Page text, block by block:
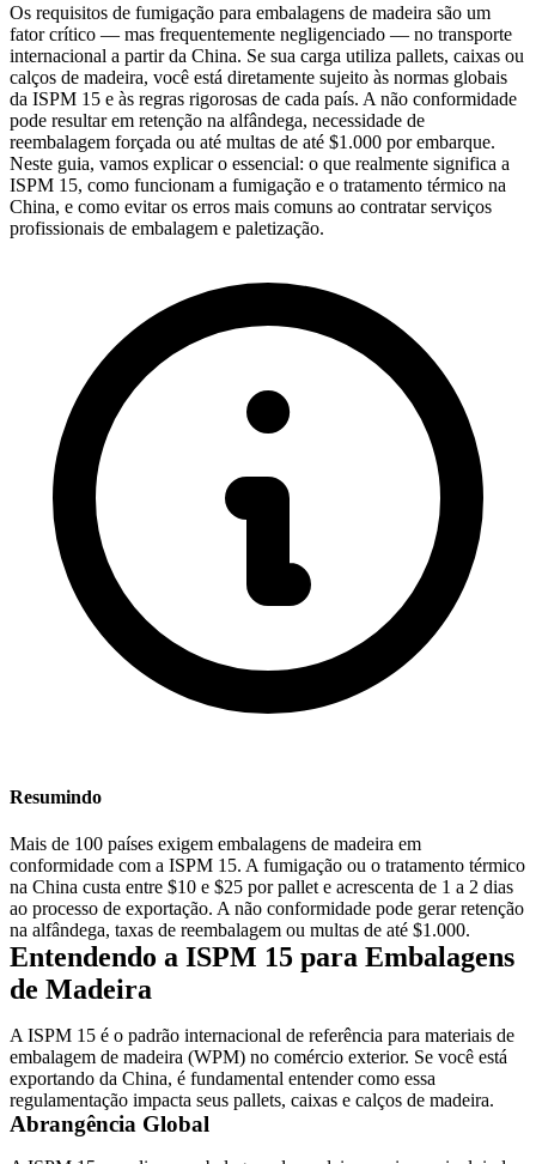
Os requisitos de fumigação para embalagens de madeira são um
fator crítico — mas frequentemente negligenciado — no transporte
internacional a partir da China. Se sua carga utiliza pallets, caixas ou
calços de madeira, você está diretamente sujeito às normas globais
da ISPM 15 e às regras rigorosas de cada país. A não conformidade
pode resultar em retenção na alfândega, necessidade de
reembalagem forçada ou até multas de até $1.000 por embarque.
Neste guia, vamos explicar o essencial: o que realmente significa a
ISPM 15, como funcionam a fumigação e o tratamento térmico na
China, e como evitar os erros mais comuns ao contratar serviços
profissionais de embalagem e paletização.
Resumindo
Mais de 100 países exigem embalagens de madeira em
conformidade com a ISPM 15. A fumigação ou o tratamento térmico
na China custa entre $10 e $25 por pallet e acrescenta de 1 a 2 dias
ao processo de exportação. A não conformidade pode gerar retenção
na alfândega, taxas de reembalagem ou multas de até $1.000.
Entendendo a ISPM 15 para Embalagens
de Madeira
A ISPM 15 é o padrão internacional de referência para materiais de
embalagem de madeira (WPM) no comércio exterior. Se você está
exportando da China, é fundamental entender como essa
regulamentação impacta seus pallets, caixas e calços de madeira.
Abrangência Global